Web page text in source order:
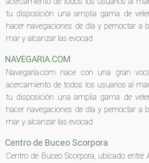
tu disposición una amplia gama de
hacer navegaciones de día y pernoctar a
mar y alcanzar las evocad
NAVEGARIA.COM
Navegaria.com nace con una gran
acercamiento de todos los usuarios al
tu disposición una amplia gama de
hacer navegaciones de día y pernoctar a
mar y alcanzar las evocad
Centro de Buceo Scorpora
Centro de Buceo Scorpora, ubicado entre